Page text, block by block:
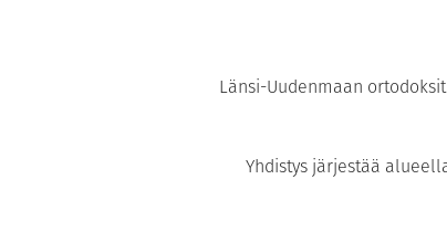
Länsi-Uudenmaan
Yhdistys järjestää